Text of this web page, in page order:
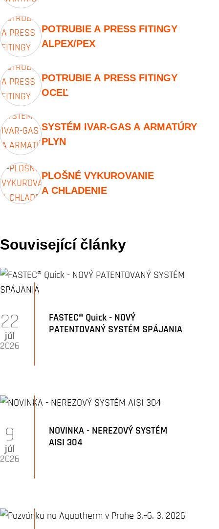
POTRUBIE A PRESS FITINGY
ALPEX/PEX
POTRUBIE A PRESS FITINGY
OCEĽ
SYSTÉM IVAR-GAS A ARMATÚRY
PLYN
PLOŠNÉ VYKUROVANIE
A CHLADENIE
Související články
FASTEC® Quick - NOVÝ
PATENTOVANÝ SYSTÉM SPÁJANIA
22
júl
2026
NOVINKA - NEREZOVÝ SYSTÉM
AISI 304
9
júl
2026